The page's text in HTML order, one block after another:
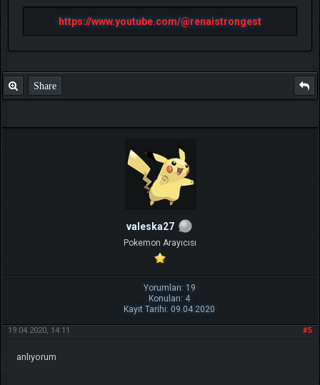
https://www.youtube.com/@renaistrongest
Share
valeska27
Pokemon Arayıcısı
Yorumları: 19
Konuları: 4
Kayıt Tarihi: 09.04.2020
#5
19.04.2020, 14:11
anlıyorum